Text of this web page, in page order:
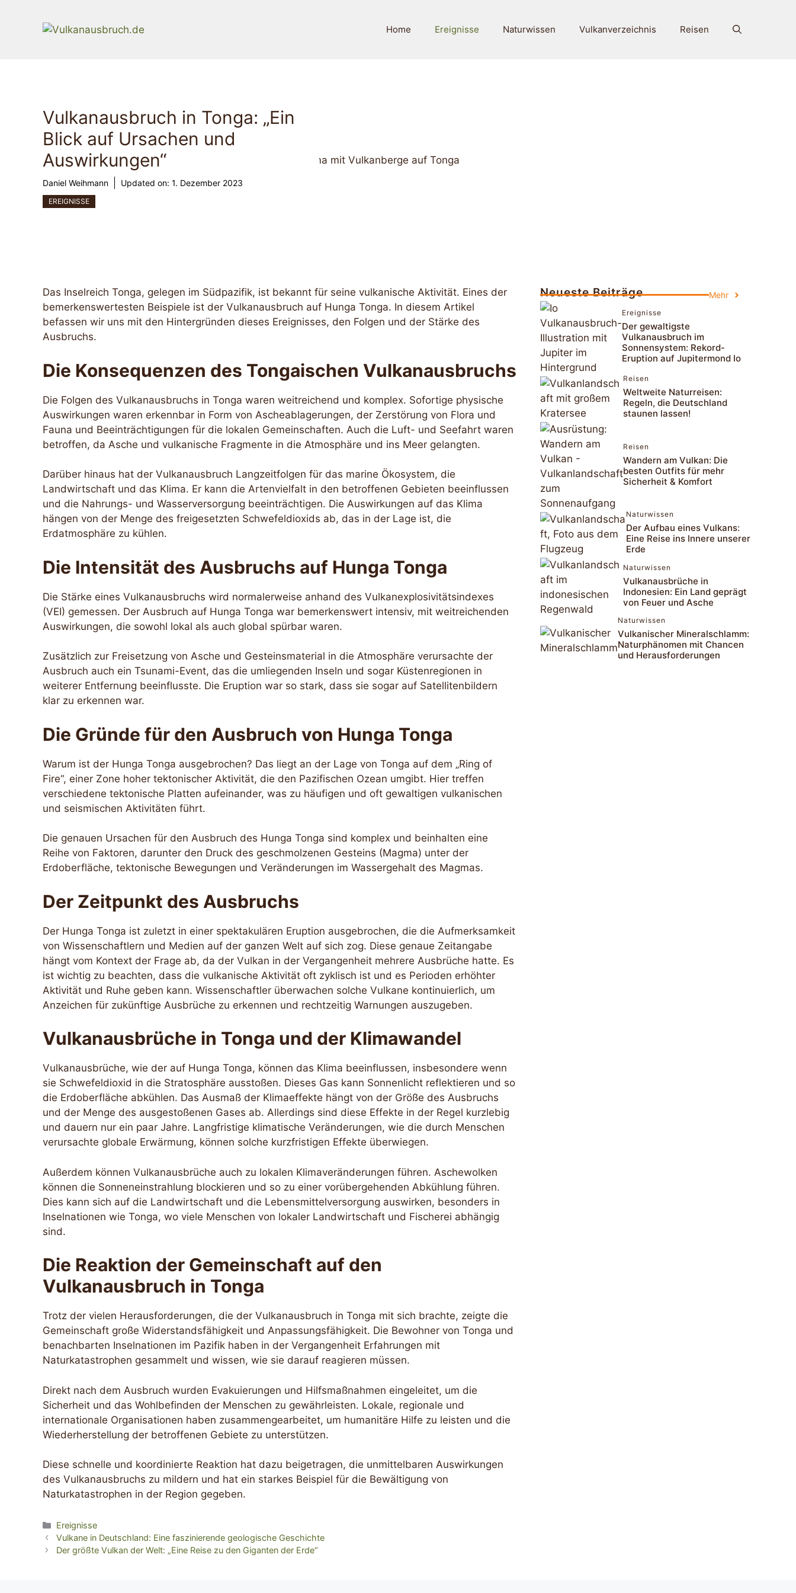
Home Ereignisse Naturwissen Vulkanverzeichnis Reisen
Vulkanausbruch in Tonga: „Ein
Blick auf Ursachen und
Auswirkungen“
Daniel Weihmann Updated on: 1. Dezember 2023
EREIGNISSE
Das Inselreich Tonga, gelegen im Südpazifik, ist bekannt für seine vulkanische Aktivität. Eines der
bemerkenswertesten Beispiele ist der Vulkanausbruch auf Hunga Tonga. In diesem Artikel
befassen wir uns mit den Hintergründen dieses Ereignisses, den Folgen und der Stärke des
Ausbruchs.
Die Konsequenzen des Tongaischen Vulkanausbruchs
Die Folgen des Vulkanausbruchs in Tonga waren weitreichend und komplex. Sofortige physische
Auswirkungen waren erkennbar in Form von Ascheablagerungen, der Zerstörung von Flora und
Fauna und Beeinträchtigungen für die lokalen Gemeinschaften. Auch die Luft- und Seefahrt waren
betroffen, da Asche und vulkanische Fragmente in die Atmosphäre und ins Meer gelangten.
Darüber hinaus hat der Vulkanausbruch Langzeitfolgen für das marine Ökosystem, die
Landwirtschaft und das Klima. Er kann die Artenvielfalt in den betroffenen Gebieten beeinflussen
und die Nahrungs- und Wasserversorgung beeinträchtigen. Die Auswirkungen auf das Klima
hängen von der Menge des freigesetzten Schwefeldioxids ab, das in der Lage ist, die
Erdatmosphäre zu kühlen.
Die Intensität des Ausbruchs auf Hunga Tonga
Die Stärke eines Vulkanausbruchs wird normalerweise anhand des Vulkanexplosivitätsindexes
(VEI) gemessen. Der Ausbruch auf Hunga Tonga war bemerkenswert intensiv, mit weitreichenden
Auswirkungen, die sowohl lokal als auch global spürbar waren.
Zusätzlich zur Freisetzung von Asche und Gesteinsmaterial in die Atmosphäre verursachte der
Ausbruch auch ein Tsunami-Event, das die umliegenden Inseln und sogar Küstenregionen in
weiterer Entfernung beeinflusste. Die Eruption war so stark, dass sie sogar auf Satellitenbildern
klar zu erkennen war.
Die Gründe für den Ausbruch von Hunga Tonga
Warum ist der Hunga Tonga ausgebrochen? Das liegt an der Lage von Tonga auf dem „Ring of
Fire“, einer Zone hoher tektonischer Aktivität, die den Pazifischen Ozean umgibt. Hier treffen
verschiedene tektonische Platten aufeinander, was zu häufigen und oft gewaltigen vulkanischen
und seismischen Aktivitäten führt.
Die genauen Ursachen für den Ausbruch des Hunga Tonga sind komplex und beinhalten eine
Reihe von Faktoren, darunter den Druck des geschmolzenen Gesteins (Magma) unter der
Erdoberfläche, tektonische Bewegungen und Veränderungen im Wassergehalt des Magmas.
Der Zeitpunkt des Ausbruchs
Der Hunga Tonga ist zuletzt in einer spektakulären Eruption ausgebrochen, die die Aufmerksamkeit
von Wissenschaftlern und Medien auf der ganzen Welt auf sich zog. Diese genaue Zeitangabe
hängt vom Kontext der Frage ab, da der Vulkan in der Vergangenheit mehrere Ausbrüche hatte. Es
ist wichtig zu beachten, dass die vulkanische Aktivität oft zyklisch ist und es Perioden erhöhter
Aktivität und Ruhe geben kann. Wissenschaftler überwachen solche Vulkane kontinuierlich, um
Anzeichen für zukünftige Ausbrüche zu erkennen und rechtzeitig Warnungen auszugeben.
Vulkanausbrüche in Tonga und der Klimawandel
Vulkanausbrüche, wie der auf Hunga Tonga, können das Klima beeinflussen, insbesondere wenn
sie Schwefeldioxid in die Stratosphäre ausstoßen. Dieses Gas kann Sonnenlicht reflektieren und so
die Erdoberfläche abkühlen. Das Ausmaß der Klimaeffekte hängt von der Größe des Ausbruchs
und der Menge des ausgestoßenen Gases ab. Allerdings sind diese Effekte in der Regel kurzlebig
und dauern nur ein paar Jahre. Langfristige klimatische Veränderungen, wie die durch Menschen
verursachte globale Erwärmung, können solche kurzfristigen Effekte überwiegen.
Außerdem können Vulkanausbrüche auch zu lokalen Klimaveränderungen führen. Aschewolken
können die Sonneneinstrahlung blockieren und so zu einer vorübergehenden Abkühlung führen.
Dies kann sich auf die Landwirtschaft und die Lebensmittelversorgung auswirken, besonders in
Inselnationen wie Tonga, wo viele Menschen von lokaler Landwirtschaft und Fischerei abhängig
sind.
Die Reaktion der Gemeinschaft auf den
Vulkanausbruch in Tonga
Trotz der vielen Herausforderungen, die der Vulkanausbruch in Tonga mit sich brachte, zeigte die
Gemeinschaft große Widerstandsfähigkeit und Anpassungsfähigkeit. Die Bewohner von Tonga und
benachbarten Inselnationen im Pazifik haben in der Vergangenheit Erfahrungen mit
Naturkatastrophen gesammelt und wissen, wie sie darauf reagieren müssen.
Direkt nach dem Ausbruch wurden Evakuierungen und Hilfsmaßnahmen eingeleitet, um die
Sicherheit und das Wohlbefinden der Menschen zu gewährleisten. Lokale, regionale und
internationale Organisationen haben zusammengearbeitet, um humanitäre Hilfe zu leisten und die
Wiederherstellung der betroffenen Gebiete zu unterstützen.
Diese schnelle und koordinierte Reaktion hat dazu beigetragen, die unmittelbaren Auswirkungen
des Vulkanausbruchs zu mildern und hat ein starkes Beispiel für die Bewältigung von
Naturkatastrophen in der Region gegeben.
Kategorien
Ereignisse
Vulkane in Deutschland: Eine faszinierende geologische Geschichte
Der größte Vulkan der Welt: „Eine Reise zu den Giganten der Erde“
Neueste Beiträge Mehr
Ereignisse
Der gewaltigste
Vulkanausbruch im
Sonnensystem: Rekord-
Eruption auf Jupitermond Io
Reisen
Weltweite Naturreisen:
Regeln, die Deutschland
staunen lassen!
Reisen
Wandern am Vulkan: Die
besten Outfits für mehr
Sicherheit & Komfort
Naturwissen
Der Aufbau eines Vulkans:
Eine Reise ins Innere unserer
Erde
Naturwissen
Vulkanausbrüche in
Indonesien: Ein Land geprägt
von Feuer und Asche
Naturwissen
Vulkanischer Mineralschlamm:
Naturphänomen mit Chancen
und Herausforderungen